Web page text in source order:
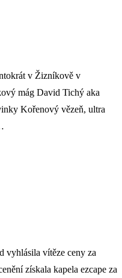
v Žizníkově v
mág David Tichý aka
Kořenový vězeň, ultra
vyhlásila vítěze ceny za
získala kapela ezcape za